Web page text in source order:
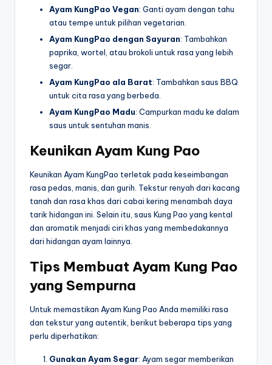
Ayam KungPao Vegan: Ganti ayam dengan tahu
atau tempe untuk pilihan vegetarian.
Ayam KungPao dengan Sayuran: Tambahkan
paprika, wortel, atau brokoli untuk rasa yang lebih
segar.
Ayam KungPao ala Barat: Tambahkan saus BBQ
untuk cita rasa yang berbeda.
Ayam KungPao Madu: Campurkan madu ke dalam
saus untuk sentuhan manis.
Keunikan Ayam Kung Pao
Keunikan Ayam KungPao terletak pada keseimbangan
rasa pedas, manis, dan gurih. Tekstur renyah dari kacang
tanah dan rasa khas dari cabai kering menambah daya
tarik hidangan ini. Selain itu, saus Kung Pao yang kental
dan aromatik menjadi ciri khas yang membedakannya
dari hidangan ayam lainnya.
Tips Membuat Ayam Kung Pao
yang Sempurna
Untuk memastikan Ayam Kung Pao Anda memiliki rasa
dan tekstur yang autentik, berikut beberapa tips yang
perlu diperhatikan:
Gunakan Ayam Segar: Ayam segar memberikan